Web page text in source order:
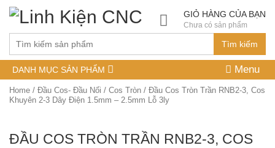
Tìm kiếm
GIỎ HÀNG CỦA BẠN
Chưa có sản phẩm
DANH MỤC SẢN PHẨM Menu
Home / Đầu Cos- Đầu Nối / Cos Tròn / Đầu Cos Tròn Trần RNB2-3, Cos
Khuyên 2-3 Dây Điện 1.5mm – 2.5mm Lỗ 3ly
ĐẦU COS TRÒN TRẦN RNB2-3, COS